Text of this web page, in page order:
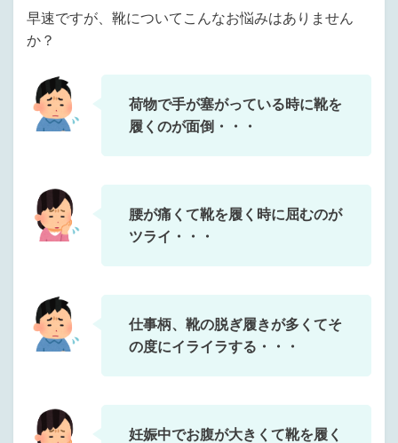
日:
早速ですが、靴についてこんなお悩みはありません
か？
荷物で手が塞がっている時に靴を
履くのが面倒・・・
腰が痛くて靴を履く時に屈むのが
ツライ・・・
仕事柄、靴の脱ぎ履きが多くてそ
の度にイライラする・・・
妊娠中でお腹が大きくて靴を履く